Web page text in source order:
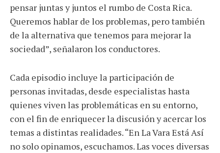
pensar juntas y juntos el rumbo de Costa Rica.
Queremos hablar de los problemas, pero también
de la alternativa que tenemos para mejorar la
sociedad”, señalaron los conductores.
Cada episodio incluye la participación de
personas invitadas, desde especialistas hasta
quienes viven las problemáticas en su entorno,
con el fin de enriquecer la discusión y acercar los
temas a distintas realidades. “En La Vara Está Así
no solo opinamos, escuchamos. Las voces diversas